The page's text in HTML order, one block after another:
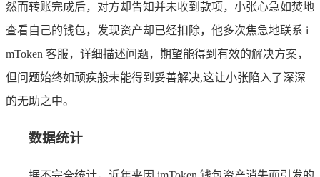
然而转账完成后，对方却告知并未收到款项，小张心急如焚地
查看自己的钱包，发现资产却已经扣除，他多次焦急地联系 i
mToken 客服，详细描述问题，期望能得到有效的解决方案，
但问题始终如顽疾般未能得到妥善解决,这让小张陷入了深深
的无助之中。
数据统计